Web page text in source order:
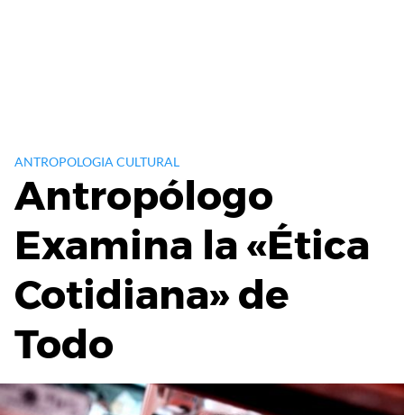
ANTROPOLOGIA CULTURAL
Antropólogo
Examina la «Ética
Cotidiana» de
Todo